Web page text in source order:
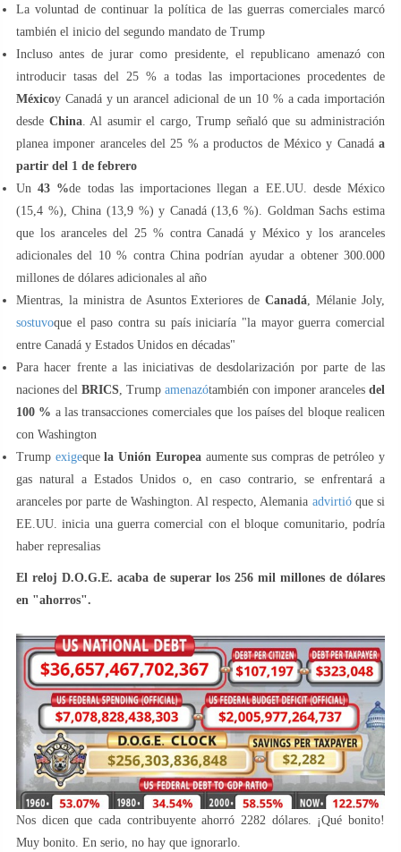
La voluntad de continuar la política de las guerras comerciales marcó
también el inicio del segundo mandato de Trump
Incluso antes de jurar como presidente, el republicano amenazó con
introducir tasas del 25 % a todas las importaciones procedentes de
Méxicoy Canadá y un arancel adicional de un 10 % a cada importación
desde China. Al asumir el cargo, Trump señaló que su administración
planea imponer aranceles del 25 % a productos de México y Canadá a
partir del 1 de febrero
Un43 %de todas las importaciones llegan a EE.UU. desde México
(15,4 %), China (13,9 %) y Canadá (13,6 %). Goldman Sachs estima
que los aranceles del 25 % contra Canadá y México y los aranceles
adicionales del 10 % contra China podrían ayudar a obtener 300.000
millones de dólares adicionales al año
Mientras, la ministra de Asuntos Exteriores deCanadá , Mélanie Joly,
sostuvoque el paso contra su país iniciaría "la mayor guerra comercial
entre Canadá y Estados Unidos en décadas"
Para hacer frente a las iniciativas de desdolarización por parte de las
naciones del BRICS , Trump amenazótambién con imponer aranceles del
100 % a las transacciones comerciales que los países del bloque realicen
con Washington
Trump exigequela Unión Europeaaumente sus compras de petróleo y
gas natural a Estados Unidos o, en caso contrario, se enfrentará a
aranceles por parte de Washington. Al respecto, Alemania advirtióque si
EE.UU. inicia una guerra comercial con el bloque comunitario, podría
haber represalias
El reloj D.O.G.E. acaba de superar los 256 mil millones de dólares
en "ahorros".
Nos dicen que cada contribuyente ahorró 2282 dólares. ¡Qué bonito!
Muy bonito. En serio, no hay que ignorarlo.